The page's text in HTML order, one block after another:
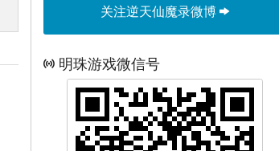
关注逆天仙魔录微博
明珠游戏微信号